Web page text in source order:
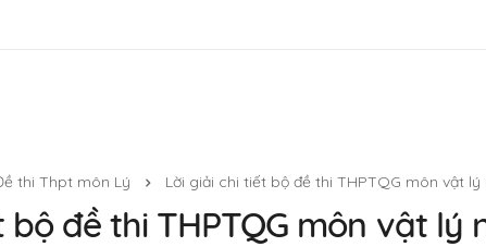
thi Thpt môn Lý Lời giải chi tiết bộ đề thi THPTQG môn vật lý
bộ đề thi THPTQG môn vật lý